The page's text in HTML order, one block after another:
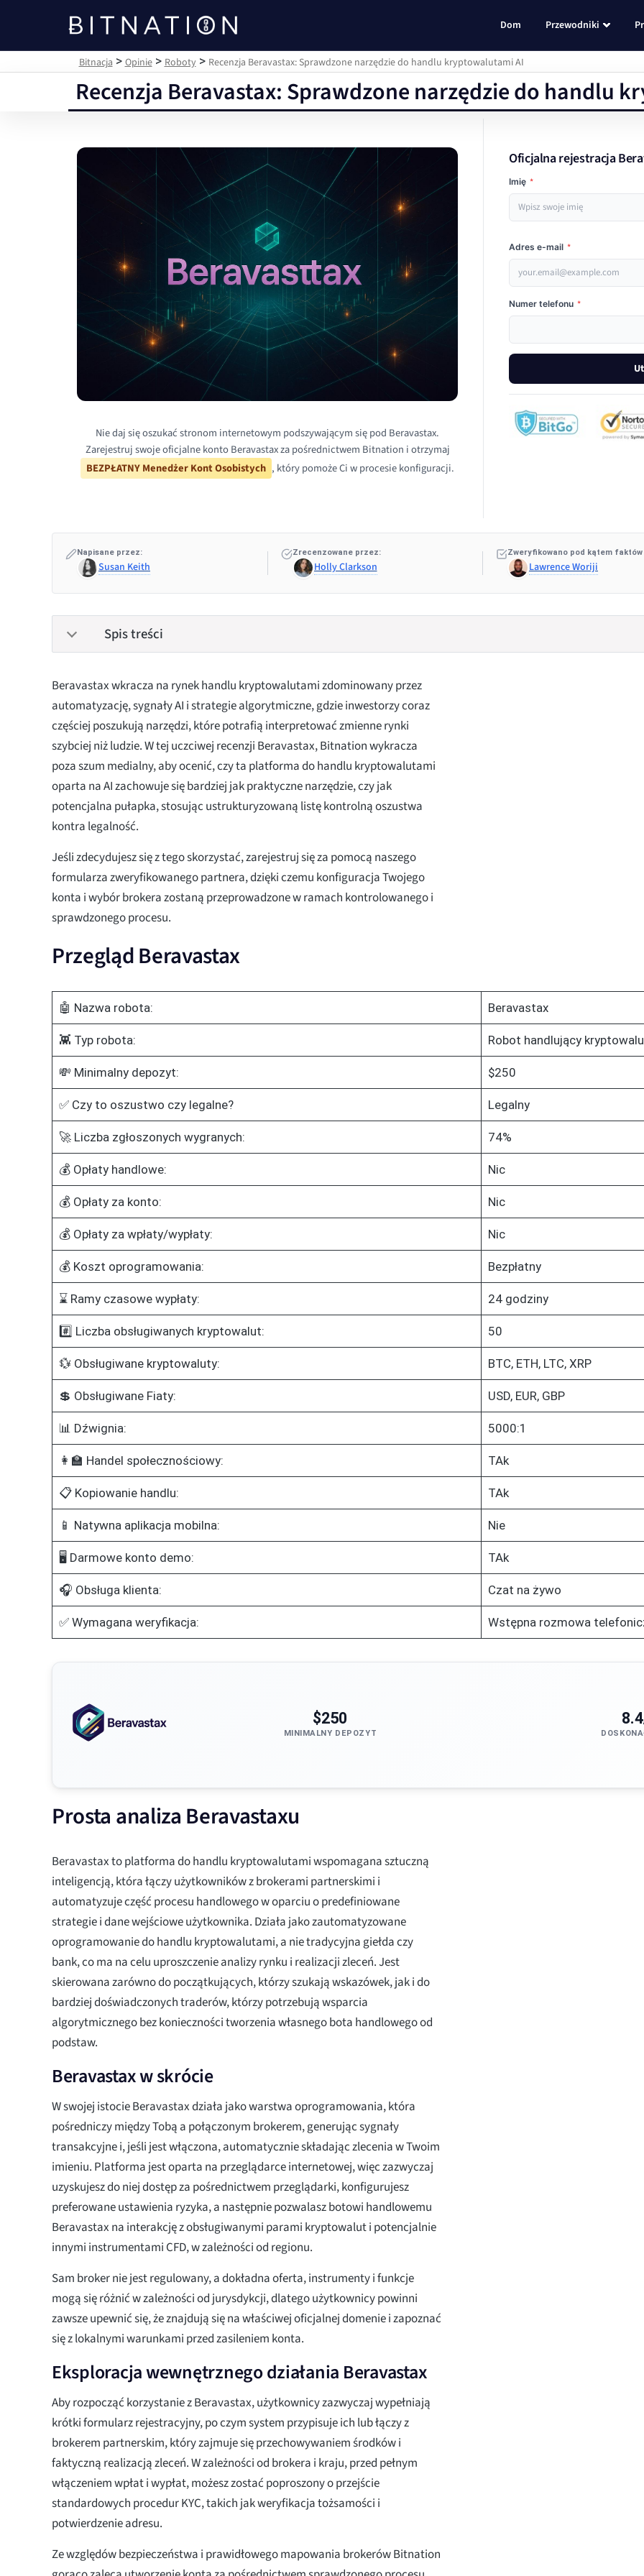
Bitnacja
Dom Przewodniki
Bitnacja >Opinie>Roboty> Recenzja Beravastax: Sprawdzone narzędzie do handlu kryptowalutami AI
Recenzja Beravastax: Sprawdzone narzędzie do handlu
Nie daj się oszukać stronom internetowym podszywającym się pod Beravastax.
Zarejestruj swoje oficjalne konto Beravastax za pośrednictwem Bitnation i otrzymaj
BEZPŁATNY Menedżer Kont Osobistych , który pomoże Ci w procesie konfiguracji.
Oficjalna rejestracja
Imię *
Adres e-mail *
Numer telefonu *
Napisane przez:
Susan Keith
Zrecenzowane przez:
Holly Clarkson
Zweryfikowano pod kątem
Lawrence Woriji
Spis treści
Beravastax wkracza na rynek handlu kryptowalutami zdominowany przez
automatyzację, sygnały AI i strategie algorytmiczne, gdzie inwestorzy coraz
częściej poszukują narzędzi, które potrafią interpretować zmienne rynki
szybciej niż ludzie. W tej uczciwej recenzji Beravastax, Bitnation wykracza
poza szum medialny, aby ocenić, czy ta platforma do handlu kryptowalutami
oparta na AI zachowuje się bardziej jak praktyczne narzędzie, czy jak
potencjalna pułapka, stosując ustrukturyzowaną listę kontrolną oszustwa
kontra legalność.
Jeśli zdecydujesz się z tego skorzystać, zarejestruj się za pomocą naszego
formularza zweryfikowanego partnera, dzięki czemu konfiguracja Twojego
konta i wybór brokera zostaną przeprowadzone w ramach kontrolowanego i
sprawdzonego procesu.
Przegląd Beravastax
🤖 Nazwa robota: Beravastax
👾 Typ robota: Robot handlujący
💸 Minimalny depozyt: $250
✅ Czy to oszustwo czy legalne? Legalny
🚀 Liczba zgłoszonych wygranych: 74%
💰 Opłaty handlowe: Nic
💰 Opłaty za konto: Nic
💰 Opłaty za wpłaty/wypłaty: Nic
💰 Koszt oprogramowania: Bezpłatny
⌛ Ramy czasowe wypłaty: 24 godziny
#️⃣ Liczba obsługiwanych kryptowalut: 50
💱 Obsługiwane kryptowaluty: BTC, ETH, LTC, XRP
💲 Obsługiwane Fiaty: USD, EUR, GBP
📊 Dźwignia: 5000:1
👩‍🏫 Handel społecznościowy: TAk
📋 Kopiowanie handlu: TAk
📱 Natywna aplikacja mobilna: Nie
🖥️ Darmowe konto demo: TAk
🎧 Obsługa klienta: Czat na żywo
✅ Wymagana weryfikacja: Wstępna rozmowa
$250
MINIMALNY DEPOZYT
Prosta analiza Beravastaxu
Beravastax to platforma do handlu kryptowalutami wspomagana sztuczną
inteligencją, która łączy użytkowników z brokerami partnerskimi i
automatyzuje część procesu handlowego w oparciu o predefiniowane
strategie i dane wejściowe użytkownika. Działa jako zautomatyzowane
oprogramowanie do handlu kryptowalutami, a nie tradycyjna giełda czy
bank, co ma na celu uproszczenie analizy rynku i realizacji zleceń. Jest
skierowana zarówno do początkujących, którzy szukają wskazówek, jak i do
bardziej doświadczonych traderów, którzy potrzebują wsparcia
algorytmicznego bez konieczności tworzenia własnego bota handlowego od
podstaw.
Beravastax w skrócie
W swojej istocie Beravastax działa jako warstwa oprogramowania, która
pośredniczy między Tobą a połączonym brokerem, generując sygnały
transakcyjne i, jeśli jest włączona, automatycznie składając zlecenia w Twoim
imieniu. Platforma jest oparta na przeglądarce internetowej, więc zazwyczaj
uzyskujesz do niej dostęp za pośrednictwem przeglądarki, konfigurujesz
preferowane ustawienia ryzyka, a następnie pozwalasz botowi handlowemu
Beravastax na interakcję z obsługiwanymi parami kryptowalut i potencjalnie
innymi instrumentami CFD, w zależności od regionu.
Sam broker nie jest regulowany, a dokładna oferta, instrumenty i funkcje
mogą się różnić w zależności od jurysdykcji, dlatego użytkownicy powinni
zawsze upewnić się, że znajdują się na właściwej oficjalnej domenie i zapoznać
się z lokalnymi warunkami przed zasileniem konta.
Eksploracja wewnętrznego działania Beravastax
Aby rozpocząć korzystanie z Beravastax, użytkownicy zazwyczaj wypełniają
krótki formularz rejestracyjny, po czym system przypisuje ich lub łączy z
brokerem partnerskim, który zajmuje się przechowywaniem środków i
faktyczną realizacją zleceń. W zależności od brokera i kraju, przed pełnym
włączeniem wpłat i wypłat, możesz zostać poproszony o przejście
standardowych procedur KYC, takich jak weryfikacja tożsamości i
potwierdzenie adresu.
Ze względów bezpieczeństwa i prawidłowego mapowania brokerów Bitnation